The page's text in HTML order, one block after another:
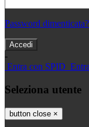
Password dimenticata?
-
Entra con SPID
Seleziona utente
button close ×